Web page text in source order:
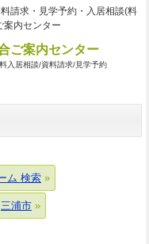
請求・見学予約・入居相談(料
案内センター
ご案内センター
入居相談/資料請求/見学予約
ム 検索
三浦市